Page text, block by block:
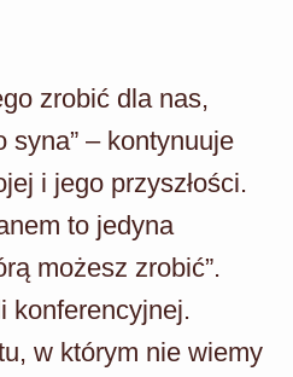
zrobić dla nas,
syna” – kontynuuje
i jego przyszłości.
to jedyna
możesz zrobić”.
konferencyjnej.
w którym nie wiemy